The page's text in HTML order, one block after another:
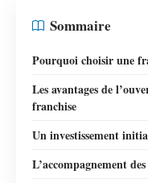
Sommaire
Pourquoi choisir une
Les avantages de
franchise
Un investissement
L’accompagnement